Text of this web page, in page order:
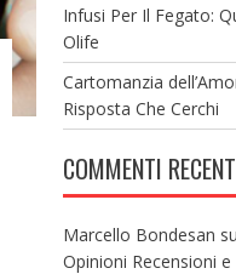
Infusi Per Il Fegato:
Olife
Cartomanzia
Risposta Che Cerchi
COMMENTI
Marcello Bondesan su
Opinioni Recensioni e